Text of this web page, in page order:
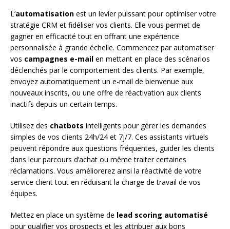
L’automatisation est un levier puissant pour optimiser votre
stratégie CRM et fidéliser vos clients. Elle vous permet de
gagner en efficacité tout en offrant une expérience
personnalisée à grande échelle. Commencez par automatiser
vos campagnes e-mail en mettant en place des scénarios
déclenchés par le comportement des clients. Par exemple,
envoyez automatiquement un e-mail de bienvenue aux
nouveaux inscrits, ou une offre de réactivation aux clients
inactifs depuis un certain temps.
Utilisez des chatbots intelligents pour gérer les demandes
simples de vos clients 24h/24 et 7j/7. Ces assistants virtuels
peuvent répondre aux questions fréquentes, guider les clients
dans leur parcours d’achat ou même traiter certaines
réclamations. Vous améliorerez ainsi la réactivité de votre
service client tout en réduisant la charge de travail de vos
équipes.
Mettez en place un système de lead scoring automatisé
pour qualifier vos prospects et les attribuer aux bons